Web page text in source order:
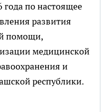
года по настоящее
развития
помощи,
медицинской
и
республики.